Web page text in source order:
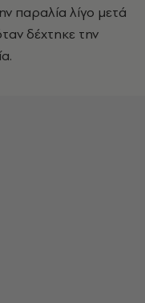
παραλία λίγο μετά
δέχτηκε την